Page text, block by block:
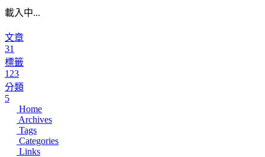
載入中...
文章
31
標籤
123
分類
5
Home
Archives
Tags
Categories
Links